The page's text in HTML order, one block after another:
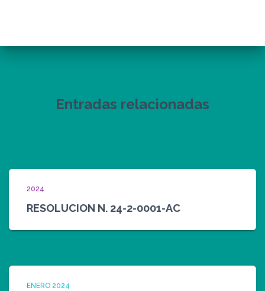
Entradas relacionadas
2024
RESOLUCION N. 24-2-0001-AC
ENERO 2024